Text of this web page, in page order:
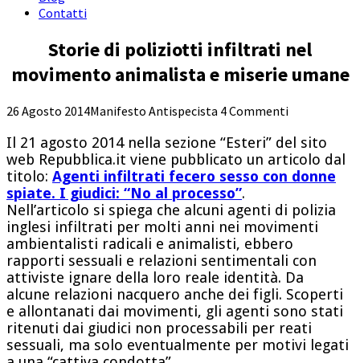
Contatti
Storie di poliziotti infiltrati nel
movimento animalista e miserie umane
26 Agosto 2014Manifesto Antispecista 4 Commenti
Il 21 agosto 2014 nella sezione “Esteri” del sito
web Repubblica.it viene pubblicato un articolo dal
titolo: Agenti infiltrati fecero sesso con donne
spiate. I giudici: “No al processo”.
Nell’articolo si spiega che alcuni agenti di polizia
inglesi infiltrati per molti anni nei movimenti
ambientalisti radicali e animalisti, ebbero
rapporti sessuali e relazioni sentimentali con
attiviste ignare della loro reale identità. Da
alcune relazioni nacquero anche dei figli. Scoperti
e allontanati dai movimenti, gli agenti sono stati
ritenuti dai giudici non processabili per reati
sessuali, ma solo eventualmente per motivi legati